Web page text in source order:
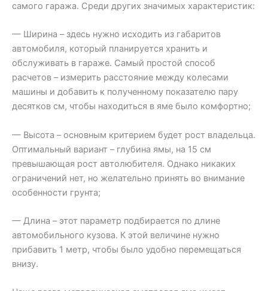
самого гаража. Среди других значимых характеристик:
— Ширина – здесь нужно исходить из габаритов
автомобиля, который планируется хранить и
обслуживать в гараже. Самый простой способ
расчетов – измерить расстояние между колесами
машины и добавить к полученному показателю пару
десятков см, чтобы находиться в яме было комфортно;
— Высота – основным критерием будет рост владельца.
Оптимальный вариант – глубина ямы, на 15 см
превышающая рост автолюбителя. Однако никаких
ограничений нет, но желательно принять во внимание
особенности грунта;
— Длина – этот параметр подбирается по длине
автомобильного кузова. К этой величине нужно
прибавить 1 метр, чтобы было удобно перемещаться
внизу.